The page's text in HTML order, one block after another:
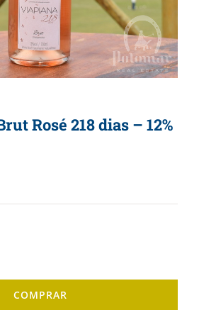
Rosé 218 dias – 12%
COMPRAR